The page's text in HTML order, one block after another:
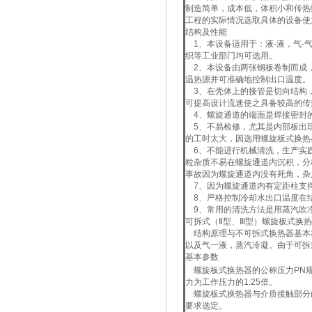
制造简单，成本低，体积小和传
工程的实际情况选取具体的设备
结构及性能
1、本设备适用于：液-液，气-
织等工业部门均可选用。
2、本设备由两张钢板卷制而成
温热源并可准确地控制出口温度。
3、在壳体上的接管是切向结构
可提高设计流速使之具备较高的
4、螺旋通道的端面是焊接密封
5、不易检修，尤其是内部板出
的工时太大，因选用螺旋板式换
6、不能进行机械清洗，生产实
粒杂质不易在螺旋通道内沉积，
事故因为螺旋通道内没有死角，
7、因为螺旋通道内有定距柱支
8、严格控制冷却水出口温度在
9、常用的清洗方法是用蒸汽吹
可拆式（Ⅱ型、Ⅲ型）螺旋板式换
结构原理与不可拆式换热器基本
以及气一液，蒸汽冷凝。由于可
基本参数
螺旋板式换热器的公称压力PN
力为工作压力的1.25倍。
螺旋板式换热器与介质接触部
要求选定。